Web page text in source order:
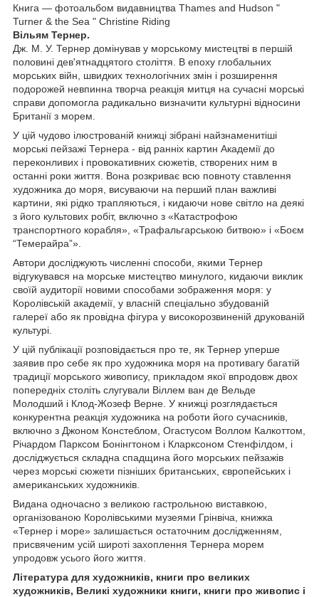
Книга — фотоальбом видавництва Thames and Hudson "
Turner & the Sea " Christine Riding
Вільям Тернер.
Дж. М. У. Тернер домінував у морському мистецтві в першій
половині дев'ятнадцятого століття. В епоху глобальних
морських війн, швидких технологічних змін і розширення
подорожей невпинна творча реакція митця на сучасні морські
справи допомогла радикально визначити культурні відносини
Британії з морем.
У цій чудово ілюстрованій книжці зібрані найзнаменитіші
морські пейзажі Тернера - від ранніх картин Академії до
переконливих і провокативних сюжетів, створених ним в
останні роки життя. Вона розкриває всю повноту ставлення
художника до моря, висуваючи на перший план важливі
картини, які рідко трапляються, і кидаючи нове світло на деякі
з його культових робіт, включно з «Катастрофою
транспортного корабля», «Трафальгарською битвою» і «Боєм
“Темерайра”».
Автори досліджують численні способи, якими Тернер
відгукувався на морське мистецтво минулого, кидаючи виклик
своїй аудиторії новими способами зображення моря: у
Королівській академії, у власній спеціально збудованій
галереї або як провідна фігура у високорозвиненій друкованій
культурі.
У цій публікації розповідається про те, як Тернер уперше
заявив про себе як про художника моря на противагу багатій
традиції морського живопису, прикладом якої впродовж двох
попередніх століть слугували Віллем ван де Вельде
Молодший і Клод-Жозеф Верне. У книжці розглядається
конкурентна реакція художника на роботи його сучасників,
включно з Джоном Констеблом, Огастусом Воллом Калкоттом,
Річардом Парксом Бонінгтоном і Кларксоном Стенфілдом, і
досліджується складна спадщина його морських пейзажів
через морські сюжети пізніших британських, європейських і
американських художників.
Видана одночасно з великою гастрольною виставкою,
організованою Королівськими музеями Грінвіча, книжка
«Тернер і море» залишається остаточним дослідженням,
присвяченим усій широті захоплення Тернера морем
упродовж усього його життя.
Література для художників, книги про великих
художників, Великі художники книги, книги про живопис і